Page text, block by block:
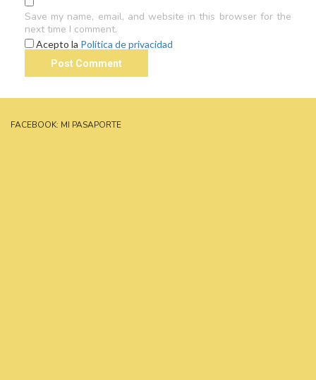
Save my name, email, and website in this browser for the
next time I comment.
Acepto la Política de privacidad
FACEBOOK: MI PASAPORTE